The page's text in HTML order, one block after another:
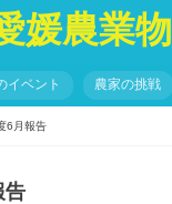
媛農業
イベント 農家の挑戦
6月報告
告